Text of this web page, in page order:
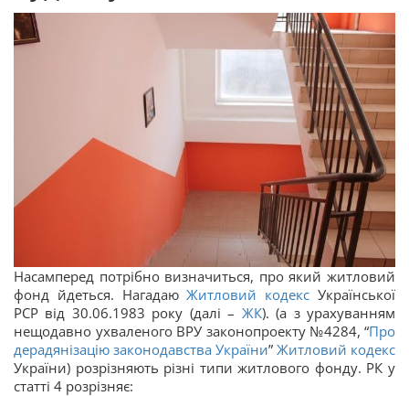
Насамперед потрібно визначиться, про який житловий
фонд йдеться. Нагадаю Житловий кодекс Української
РСР від 30.06.1983 року (далі – ЖК). (а з урахуванням
нещодавно ухваленого ВРУ законопроекту №4284, “Про
дерадянізацію законодавства України” Житловий кодекс
України) розрізняють різні типи житлового фонду. РК у
статті 4 розрізняє: